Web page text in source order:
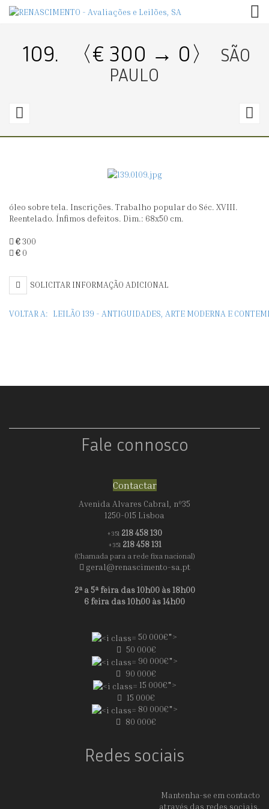
109. 〈€ 300 → 0〉
SÃO
PAULO
〈€
SÃO
óleo sobre tela. Inscrições. Trabalho popular do Séc. XVIII.
Reentelado. Ínfimos defeitos. Dim.: 68x50 cm.
€300
€ 0
SOLICITAR INFORMAÇÃO ADICIONAL
VOLTAR A: LEILÃO 139 - ANTIGUIDADES, ARTE MODERNA E
Fale connosco
Contactar
Avenida Alvares Cabral, nº35
1250-015 Lisboa
+351 218 458 130
+351 218 458 131
(Chamada para a rede fixa nacional)
geral@renascimento-sa.pt
2ª a 5ª feira das 10h00 às 18h00
6 feira das 10h00 às 14h00
50 000€">
50 000€
90 000€">
90 000€
15 000€">
15 000€
80 000€">
80 000€
Redes sociais
Mantenha-se em contacto
através das redes sociais.